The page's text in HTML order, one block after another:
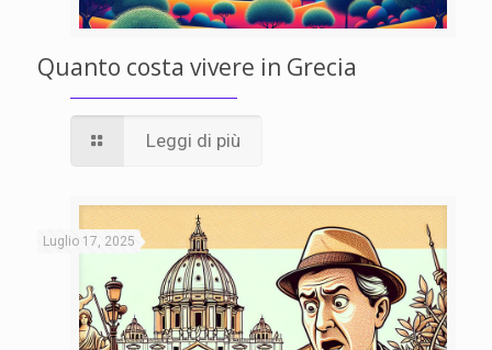
Quanto costa vivere in Grecia
Leggi di più
Luglio 17, 2025